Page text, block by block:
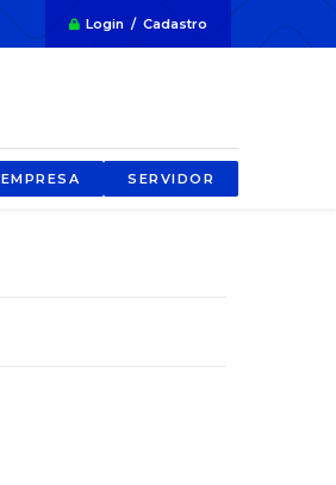
Login / Cadastro
EMPRESA SERVIDOR